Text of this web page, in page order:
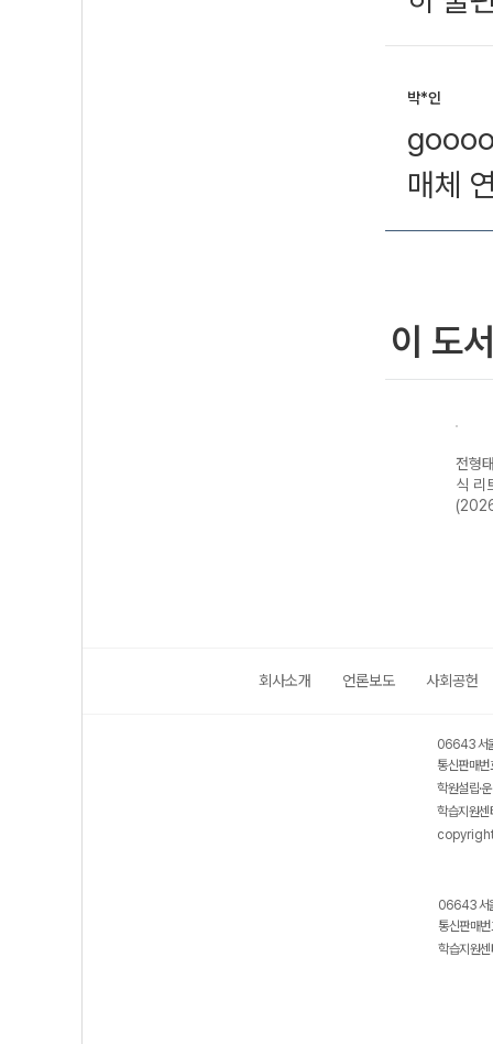
박*인
매체
이 도
전형
식 리
회사소개 언론보도 사회공헌
06643 서
통신판매
학원설립·
학습지원
06643 서
통신판매
학습지원